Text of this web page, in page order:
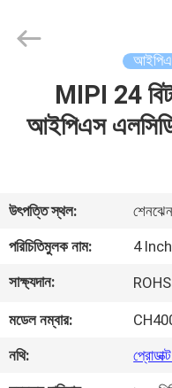
আমাদের
সম্পর্কে
কারখানা
ভ্রমণ
Optoelectronic
MIPI 24
আইপিএস
উৎপত্তি স্থল:
পরিচিতিমুলক নাম:
4
সাক্ষ্যদান:
মডেল নম্বার:
নথি: